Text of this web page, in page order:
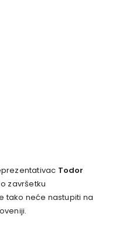
Todor
završetku
tako neće nastupiti na